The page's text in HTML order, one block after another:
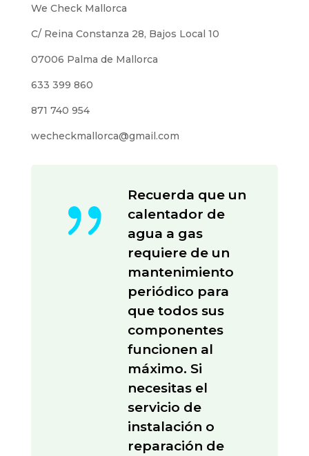
We Check Mallorca
C/ Reina Constanza 28, Bajos Local 10
07006 Palma de Mallorca
633 399 860
871 740 954
wecheckmallorca@gmail.com
{
Recuerda que un
calentador de
agua a gas
requiere de un
mantenimiento
periódico para
que todos sus
componentes
funcionen al
máximo. Si
necesitas el
servicio de
instalación o
reparación de